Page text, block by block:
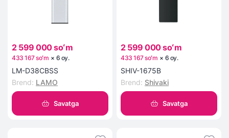
2 599 000 soʻm
433 167 soʻm × 6 oy.
LM-D38CBSS
Brend: LAMO
Savatga
2 599 000 soʻm
433 167 soʻm × 6 oy.
SHIV-1675B
Brend: Shivaki
Savatga